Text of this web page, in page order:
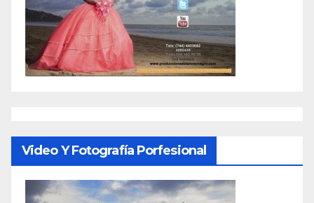
Video Y Fotografía Porfesional